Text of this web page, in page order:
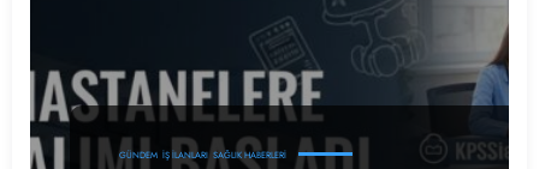
GÜNDEM İŞ İLANLARI SAĞLIK HABERLERI